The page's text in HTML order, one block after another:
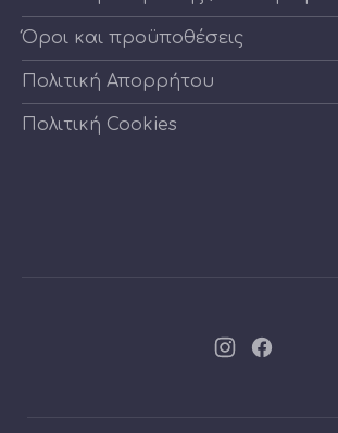
Όροι και προϋποθέσεις
Πολιτική Απορρήτου
Πολιτική Cookies
Νέο Νέο